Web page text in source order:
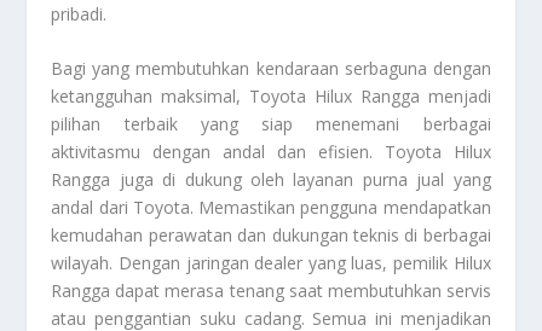
pribadi.
Bagi yang membutuhkan kendaraan serbaguna dengan
ketangguhan maksimal, Toyota Hilux Rangga menjadi
pilihan terbaik yang siap menemani berbagai
aktivitasmu dengan andal dan efisien. Toyota Hilux
Rangga juga di dukung oleh layanan purna jual yang
andal dari Toyota. Memastikan pengguna mendapatkan
kemudahan perawatan dan dukungan teknis di berbagai
wilayah. Dengan jaringan dealer yang luas, pemilik Hilux
Rangga dapat merasa tenang saat membutuhkan servis
atau penggantian suku cadang. Semua ini menjadikan